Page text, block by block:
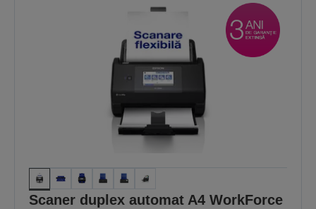
Scaner duplex automat A4 WorkForce